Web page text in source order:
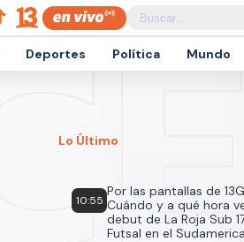
Deportes Política Mundo
Lo Último
10:55
Por las pantallas de
Cuándo y a qué hora
debut de La Roja Sub
Futsal en el